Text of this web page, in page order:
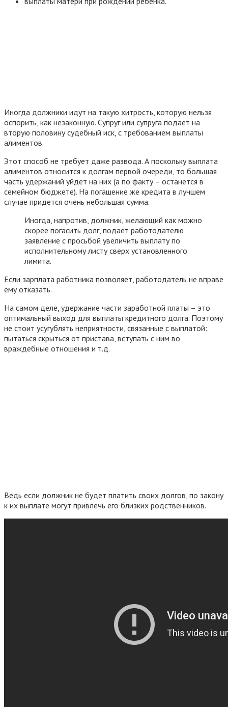
Иногда должники идут на такую хитрость, которую нельзя
оспорить, как незаконную. Супруг или супруга подает на
вторую половину судебный иск, с требованием выплаты
алиментов.
Этот способ не требует даже развода. А поскольку выплата
алиментов относится к долгам первой очереди, то большая
часть удержаний уйдет на них (а по факту – останется в
семейном бюджете). На погашение же кредита в лучшем
случае придется очень небольшая сумма.
Иногда, напротив, должник, желающий как можно
скорее погасить долг, подает работодателю
заявление с просьбой увеличить выплату по
исполнительному листу сверх установленного
лимита.
Если зарплата работника позволяет, работодатель не вправе
ему отказать.
На самом деле, удержание части заработной платы – это
оптимальный выход для выплаты кредитного долга. Поэтому
не стоит усугублять неприятности, связанные с выплатой:
пытаться скрыться от пристава, вступать с ним во
враждебные отношения и т.д.
Ведь если должник не будет платить своих долгов, по закону
к их выплате могут привлечь его близких родственников.